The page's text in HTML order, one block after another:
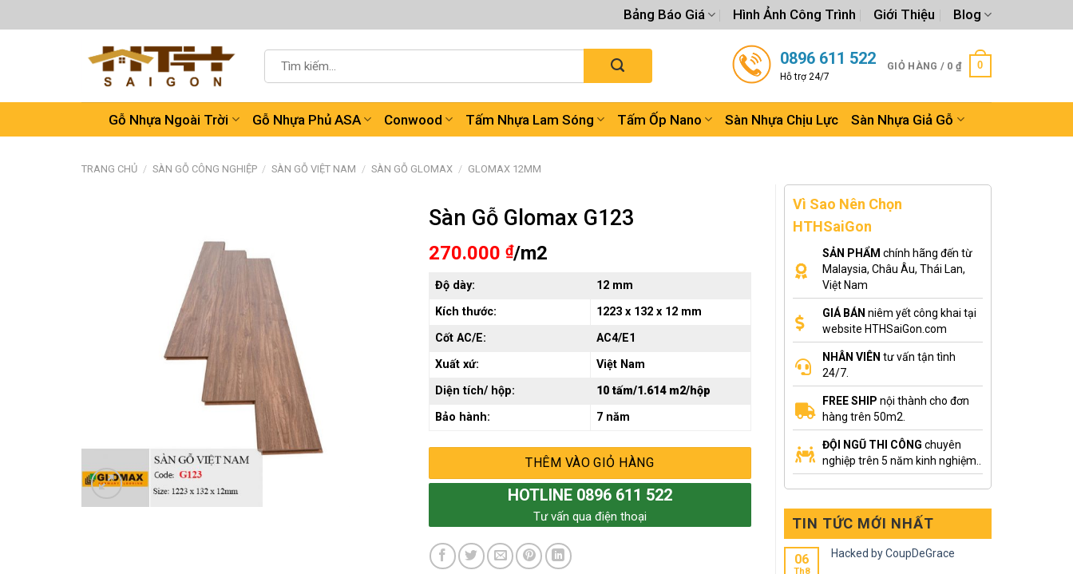
đến
Bảng Báo Giá Hình Ảnh Công Trình Giới Thiệu Blog
kiếm:
0896 611 522
Hỗ trợ 24/7
GIỎ HÀNG / 0 ₫ 0
Gỗ Nhựa Ngoài Trời Gỗ Nhựa Phủ ASA Conwood Tấm Nhựa Lam Sóng Tấm Ốp Nano Sàn Nhựa Chịu Lực Sàn Nhựa Giả Gỗ
TRANG CHỦ / SÀN GỖ CÔNG NGHIỆP / SÀN GỖ VIỆT NAM / SÀN GỖ GLOMAX / GLOMAX 12MM
Vì Sao Nên Chọn
HTHSaiGon
SẢN PHẨM chính hãng đến từ
Malaysia, Châu Âu, Thái Lan,
Việt Nam
GIÁ BÁN niêm yết công khai tại
website HTHSaiGon.com
NHÂN VIÊN tư vấn tận tình
24/7.
FREE SHIP nội thành cho đơn
hàng trên 50m2.
ĐỘI NGŨ THI CÔNG chuyên
nghiệp trên 5 năm kinh nghiệm..
TIN TỨC MỚI NHẤT
06
Th8
Hacked by CoupDeGrace
Sàn Gỗ Glomax G123
270.000 ₫/m2
Độ dày:
12 mm
Kích thước:
1223 x 132 x 12 mm
Cốt AC/E:
AC4/E1
Xuất xứ:
Việt Nam
Diện tích/ hộp:
10 tấm/1.614 m2/hộp
Bảo hành:
7 năm
THÊM VÀO GIỎ HÀNG
HOTLINE 0896 611 522
Tư vấn qua điện thoại